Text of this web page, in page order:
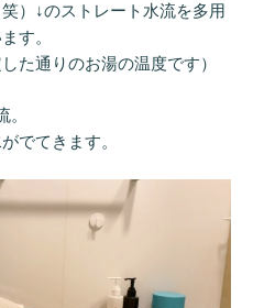
）↓のストレート水流を多用
す。
た通りのお湯の温度です）
でてきます。